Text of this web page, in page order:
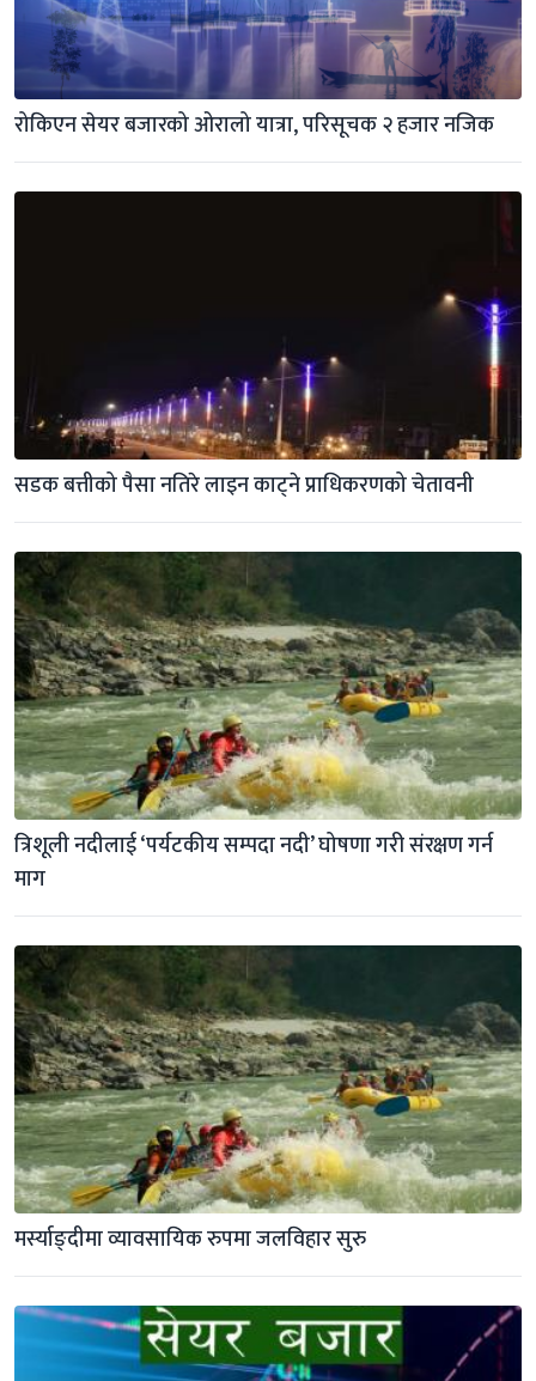
रोकिएन सेयर बजारको ओरालो यात्रा, परिसूचक २ हजार नजिक
सडक बत्तीको पैसा नतिरे लाइन काट्ने प्राधिकरणको चेतावनी
त्रिशूली नदीलाई ‘पर्यटकीय सम्पदा नदी’ घोषणा गरी संरक्षण गर्न
माग
मर्स्याङ्दीमा व्यावसायिक रुपमा जलविहार सुरु